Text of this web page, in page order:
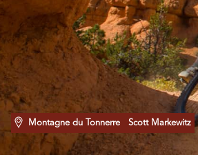
Montagne du Tonnerre Scott Markewitz